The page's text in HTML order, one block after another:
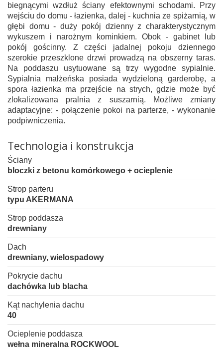
biegnącymi wzdłuż ściany efektownymi schodami. Przy
wejściu do domu - łazienka, dalej - kuchnia ze spiżarnią, w
głębi domu - duży pokój dzienny z charakterystycznym
wykuszem i narożnym kominkiem. Obok - gabinet lub
pokój gościnny. Z części jadalnej pokoju dziennego
szerokie przeszklone drzwi prowadzą na obszerny taras.
Na poddaszu usytuowane są trzy wygodne sypialnie.
Sypialnia małżeńska posiada wydzieloną garderobę, a
spora łazienka ma przejście na strych, gdzie może być
zlokalizowana pralnia z suszarnią. Możliwe zmiany
adaptacyjne: - połączenie pokoi na parterze, - wykonanie
podpiwniczenia.
Technologia i konstrukcja
Ściany
bloczki z betonu komórkowego + ocieplenie
Strop parteru
typu AKERMANA
Strop poddasza
drewniany
Dach
drewniany, wielospadowy
Pokrycie dachu
dachówka lub blacha
Kąt nachylenia dachu
40
Ocieplenie poddasza
wełna mineralna ROCKWOOL